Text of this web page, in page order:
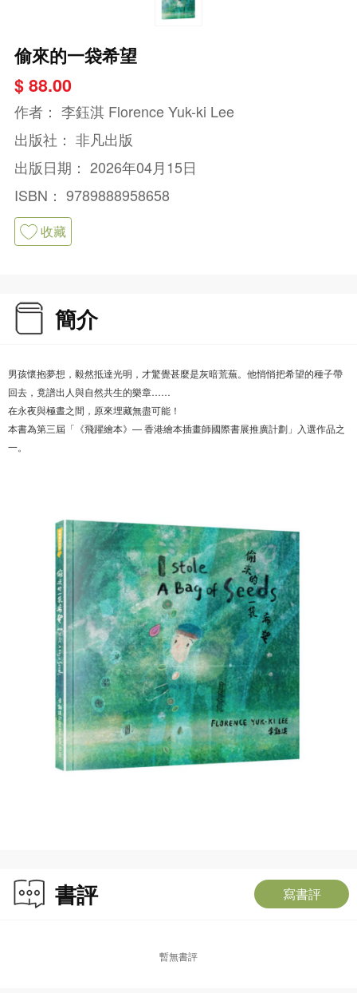
偷來的一袋希望
$ 88.00
作者： 李鈺淇 Florence Yuk-ki Lee
出版社： 非凡出版
出版日期： 2026年04月15日
ISBN： 9789888958658
收藏
簡介
男孩懷抱夢想，毅然抵達光明，才驚覺甚麼是灰暗荒蕪。他悄悄把希望的種子帶
回去，竟譜出人與自然共生的樂章……
在永夜與極晝之間，原來埋藏無盡可能！
本書為第三屆「《飛躍繪本》— 香港繪本插畫師國際書展推廣計劃」入選作品之
一。
書評 寫書評
暫無書評